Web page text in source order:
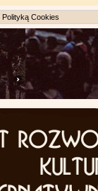
Polityką Cookies